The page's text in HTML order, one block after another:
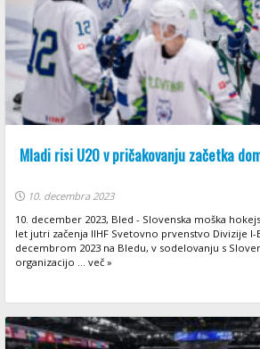
Mladi risi U20 v pričakovanju začetka
10. decembra 2023
10. december 2023, Bled - Slovenska moška
let jutri začenja IIHF Svetovno prvenstvo Divizije I-
decembrom 2023 na Bledu, v sodelovanju s
organizacijo ... več »